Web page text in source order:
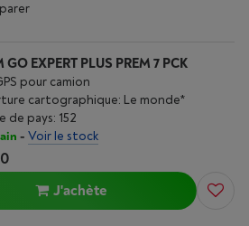
EXPERT PLUS PREM 7 PCK
pour camion
cartographique: Le monde*
de pays: 152
- Voir le stock
J'achète